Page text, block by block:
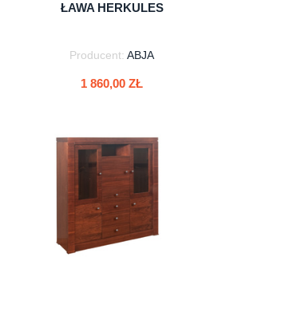
ŁAWA HERKULES
Producent: ABJA
1 860,00 ZŁ
do koszyka